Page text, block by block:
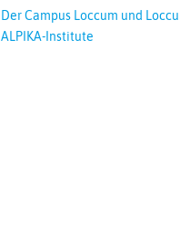
Der Campus Loccum und
Einrichtungen
ALPIKA-Institute